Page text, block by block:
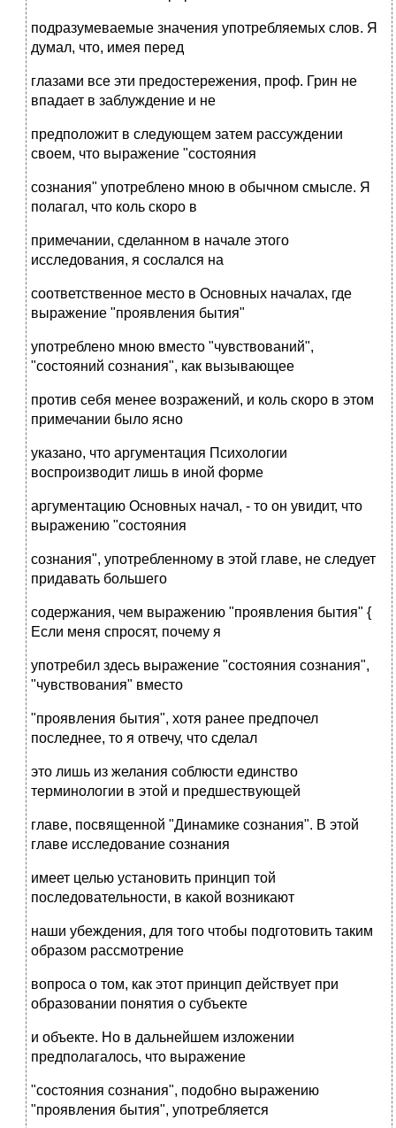
подразумеваемые значения употребляемых слов. Я
думал, что, имея перед
глазами все эти предостережения, проф. Грин не
впадает в заблуждение и не
предположит в следующем затем рассуждении
своем, что выражение "состояния
сознания" употреблено мною в обычном смысле. Я
полагал, что коль скоро в
примечании, сделанном в начале этого
исследования, я сослался на
соответственное место в Основных началах, где
выражение "проявления бытия"
употреблено мною вместо "чувствований",
"состояний сознания", как вызывающее
против себя менее возражений, и коль скоро в этом
примечании было ясно
указано, что аргументация Психологии
воспроизводит лишь в иной форме
аргументацию Основных начал, - то он увидит, что
выражению "состояния
сознания", употребленному в этой главе, не следует
придавать большего
содержания, чем выражению "проявления бытия" {
Если меня спросят, почему я
употребил здесь выражение "состояния сознания",
"чувствования" вместо
"проявления бытия", хотя ранее предпочел
последнее, то я отвечу, что сделал
это лишь из желания соблюсти единство
терминологии в этой и предшествующей
главе, посвященной "Динамике сознания". В этой
главе исследование сознания
имеет целью установить принцип той
последовательности, в какой возникают
наши убеждения, для того чтобы подготовить таким
образом рассмотрение
вопроса о том, как этот принцип действует при
образовании понятия о субъекте
и объекте. Но в дальнейшем изложении
предполагалось, что выражение
"состояния сознания", подобно выражению
"проявления бытия", употребляется